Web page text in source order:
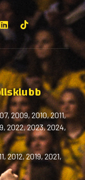
2009, 2010, 2011,
2022, 2023, 2024,
2012, 2019, 2021,